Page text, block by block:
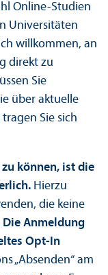
Online-Studien
Universitäten
willkommen, an
direkt zu
Sie
über aktuelle
Sie sich
können, ist die
Hierzu
die keine
Die Anmeldung
Opt-In
„Absenden“ am